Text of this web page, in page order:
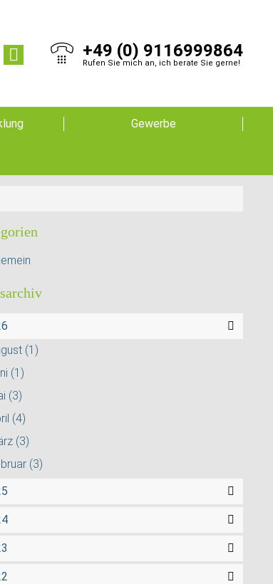
+49 (0) 9116999864
Rufen Sie mich an, ich berate Sie gerne!
Gewerbe
(1)
(1)
(3)
(4)
(3)
(3)